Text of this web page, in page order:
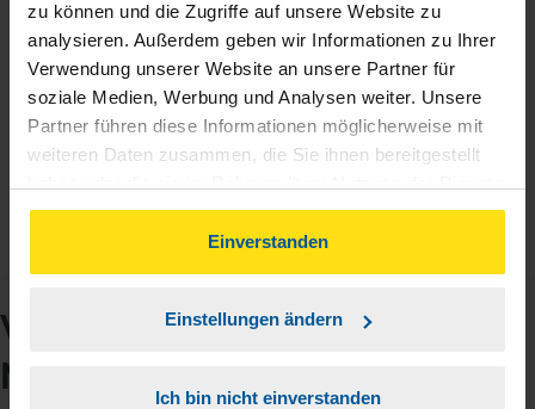
zu können und die Zugriffe auf unsere Website zu
analysieren. Außerdem geben wir Informationen zu Ihrer
Verwendung unserer Website an unsere Partner für
soziale Medien, Werbung und Analysen weiter. Unsere
Partner führen diese Informationen möglicherweise mit
weiteren Daten zusammen, die Sie ihnen bereitgestellt
gesammelt haben. Indem Sie auf Einverstanden klicken,
können Sie der Verwendung von Cookies, gemäß
unserer
Einverstanden
Einstellungen ändern
Ich bin nicht einverstanden
Ich bin rundum sehr zufrieden
anonymes VLH-Mitglied
VLH-Beratungsstelle
Natascha Beerwart